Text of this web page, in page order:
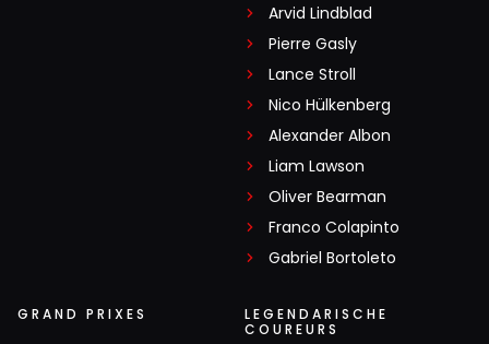
Arvid Lindblad
Pierre Gasly
Lance Stroll
Nico Hülkenberg
Alexander Albon
Liam Lawson
Oliver Bearman
Franco Colapinto
Gabriel Bortoleto
GRAND PRIXES
LEGENDARISCHE
COUREURS